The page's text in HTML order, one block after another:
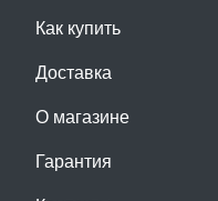
Как купить
Доставка
О магазине
Гарантия